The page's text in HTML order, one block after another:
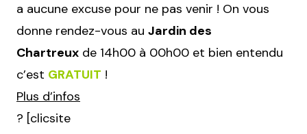
a aucune excuse pour ne pas venir ! On vous
donne rendez-vous au Jardin des
Chartreux de 14h00 à 00h00 et bien entendu
c’est GRATUIT !
Plus d’infos
? [clicsite